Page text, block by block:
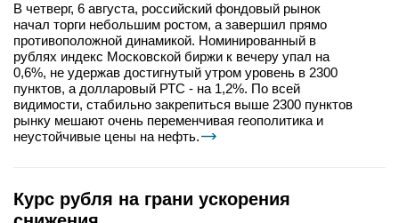
В четверг, 6 августа, российский фондовый рынок
начал торги небольшим ростом, а завершил прямо
противоположной динамикой. Номинированный в
рублях индекс Московской биржи к вечеру упал на
0,6%, не удержав достигнутый утром уровень в 2300
пунктов, а долларовый РТС - на 1,2%. По всей
видимости, стабильно закрепиться выше 2300 пунктов
рынку мешают очень переменчивая геополитика и
неустойчивые цены на нефть.
Курс рубля на грани ускорения